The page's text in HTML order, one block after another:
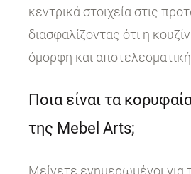
κεντρικά στοιχεία στις
διασφαλίζοντας ότι η
όμορφη και
Ποια είναι τα
της Mebel Arts;
Μείνετε ενημερωμένοι για